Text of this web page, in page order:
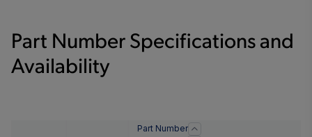
Part Number Specifications and
Availability
Part Number